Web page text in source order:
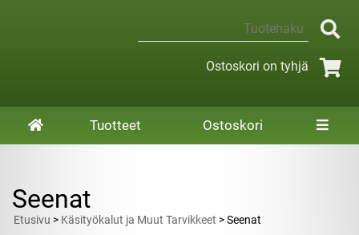
Ostoskori on tyhjä
Tuotteet Ostoskori
Seenat
Etusivu > Käsityökalut ja Muut Tarvikkeet > Seenat